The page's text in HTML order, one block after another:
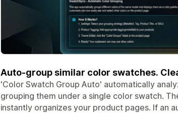
Auto-group similar color swatches.
'Color Swatch Group Auto' automatically
grouping them under a single color swatch.
instantly organizes your product pages. If an